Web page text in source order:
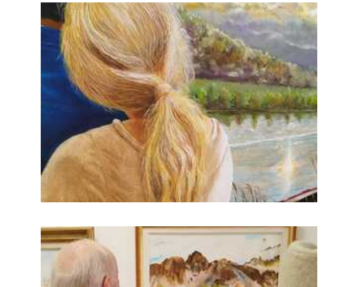
Passeggiate nella Natura
Passeggiate nella Natura